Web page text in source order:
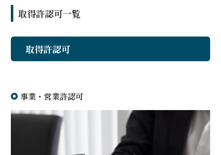
取得許認可一覧
取得許認可
事業・営業許認可